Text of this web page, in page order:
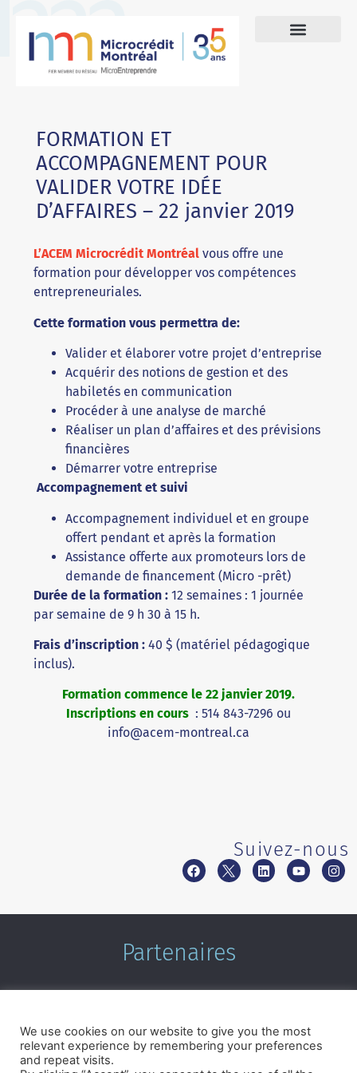
FORMATION ET
ACCOMPAGNEMENT POUR
VALIDER VOTRE IDÉE
D’AFFAIRES – 22 janvier 2019
L’ACEM Microcrédit Montréal vous offre une
formation pour développer vos compétences
entrepreneuriales.
Cette formation vous permettra de:
Valider et élaborer votre projet d’entreprise
Acquérir des notions de gestion et des
habiletés en communication
Procéder à une analyse de marché
Réaliser un plan d’affaires et des prévisions
financières
Démarrer votre entreprise
Accompagnement et suivi
Accompagnement individuel et en groupe
offert pendant et après la formation
Assistance offerte aux promoteurs lors de
demande de financement (Micro -prêt)
Durée de la formation : 12 semaines : 1 journée
par semaine de 9 h 30 à 15 h.
Frais d’inscription : 40 $ (matériel pédagogique
inclus).
Formation commence le 22 janvier 2019.
Inscriptions en cours : 514 843-7296 ou
info@acem-montreal.ca
Suivez-nous
Partenaires
We use cookies on our website to give you the most
relevant experience by remembering your preferences
and repeat visits.